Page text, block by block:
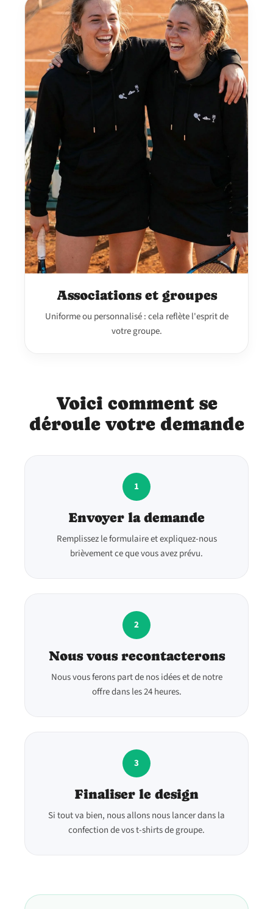
Associations et groupes
Uniforme ou personnalisé : cela reflète l'esprit de
votre groupe.
Voici comment se
déroule votre demande
1
Envoyer la demande
Remplissez le formulaire et expliquez-nous
brièvement ce que vous avez prévu.
2
Nous vous recontacterons
Nous vous ferons part de nos idées et de notre
offre dans les 24 heures.
3
Finaliser le design
Si tout va bien, nous allons nous lancer dans la
confection de vos t-shirts de groupe.